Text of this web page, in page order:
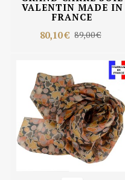
VALENTIN MADE IN
FRANCE
80,10 € 89,00 €